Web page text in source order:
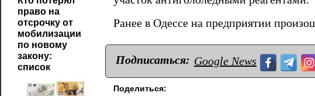
право на
отсрочку от
мобилизации
по новому
закону:
список
Ранее в Одессе на предприятии
Подписаться: Google News
Поделиться: